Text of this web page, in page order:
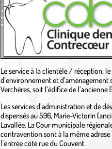
Le service à la clientèle / réception,
d’environnement et
Verchères, soit l’édifice de l’ancienne
Les services d’administration et de
dispensés au 596, Marie-Victorin
Lavallée. La Cour municipale
contravention sont à la même
l’entrée côté rue du Couvent.